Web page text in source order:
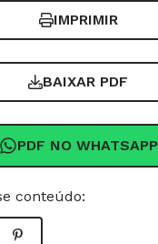
IMPRIMIR
BAIXAR PDF
PDF NO WHATSAPP
conteúdo: